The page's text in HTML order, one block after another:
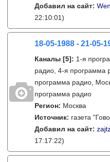
Добавил на сайт:
22:10:01)
18-05-1988 - 21-05-
Каналы [5]: 1-я
радио, 4-я программа
программа радио,
программа радио
Регион: Москва
Источник: газета
Добавил на сайт:
17:17:22)